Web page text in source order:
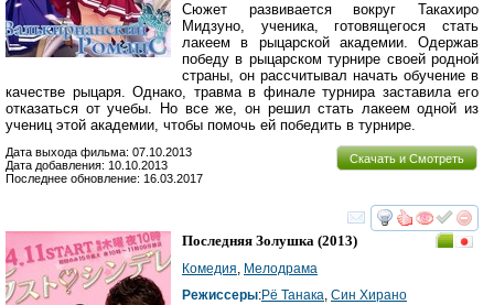
Сюжет развивается вокруг Такахиро
Мидзуно, ученика, готовящегося стать
лакеем в рыцарской академии. Одержав
победу в рыцарском турнире своей родной
страны, он рассчитывал начать обучение в
качестве рыцаря. Однако, травма в финале турнира заставила его
отказаться от учебы. Но все же, он решил стать лакеем одной из
учениц этой академии, чтобы помочь ей победить в турнире.
Скачать и Смотреть
Дата выхода фильма: 07.10.2013
Дата добавления: 10.10.2013
Последнее обновление: 16.03.2017
смотреть
Последняя Золушка (2013)
Комедия, Мелодрама
Режиссеры:Рё Танака, Син Хирано